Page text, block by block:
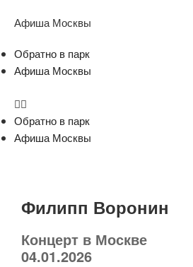
Афиша Москвы
Обратно в парк
Афиша Москвы
Обратно в парк
Афиша Москвы
Филипп Воронин
Концерт в Москве
04.01.2026